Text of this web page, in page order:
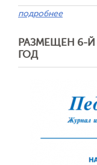
подробнее
РАЗМЕЩЕН 6-Й
ГОД